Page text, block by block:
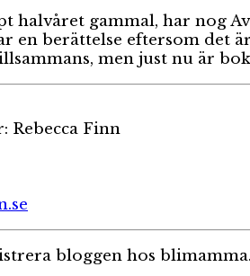
halvåret gammal, har nog
en berättelse eftersom det
men just nu är
Rebecca Finn
bloggen hos